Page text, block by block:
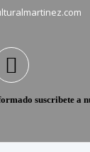
suscribete a